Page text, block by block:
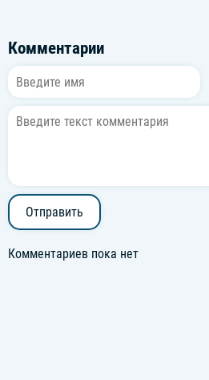
Комментарии
Отправить
Комментариев пока нет